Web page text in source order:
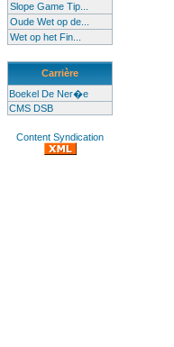
Slope Game Tip...
Oude Wet op de...
Wet op het Fin...
Carrière
Boekel De Ner�e
CMS DSB
Content Syndication